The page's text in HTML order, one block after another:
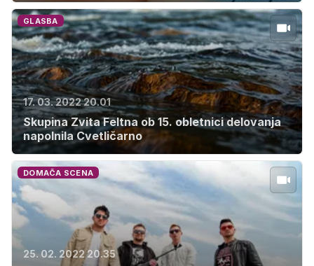
GLASBA
17. 03. 2022 20.01
Skupina Zvita Feltna ob 15. obletnici delovanja
napolnila Cvetličarno
DOMAČA SCENA
25. 02. 2022 20.35